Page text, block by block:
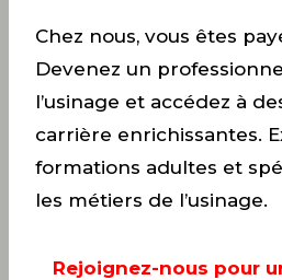
Chez nous, vous êtes
Devenez un
l’usinage et accédez à
carrière enrichissantes.
formations adultes et
les métiers de l’usinage.
Rejoignez-nous pour